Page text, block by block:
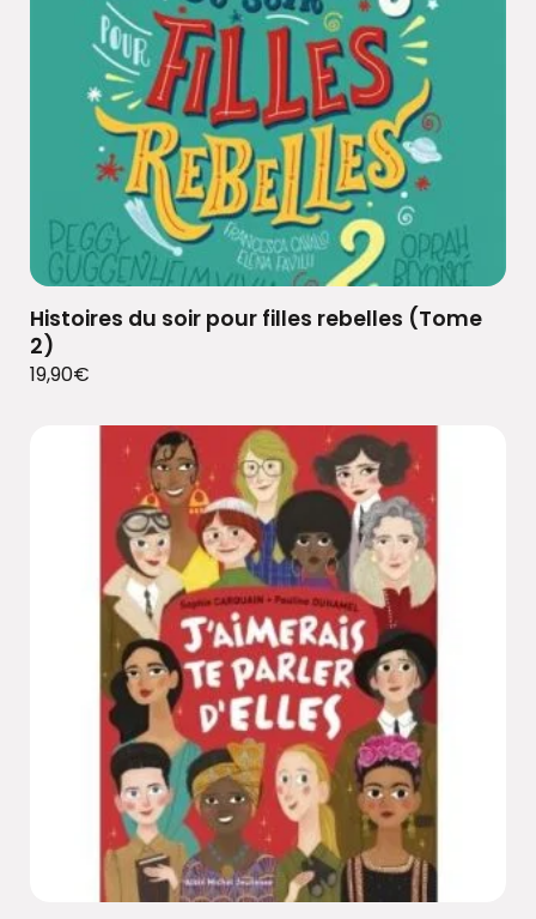
Histoires du soir pour filles rebelles (Tome
2)
19,90€